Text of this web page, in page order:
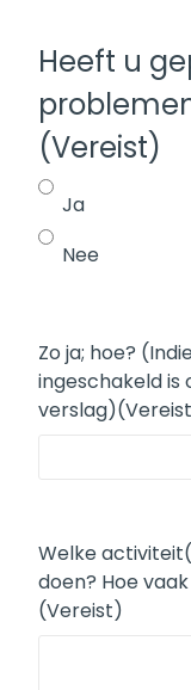
Heeft u
(Vereist)
Ja
Nee
Zo ja; hoe?
ingeschakeld is
verslag)
Welke
doen? Hoe
(Vereist)